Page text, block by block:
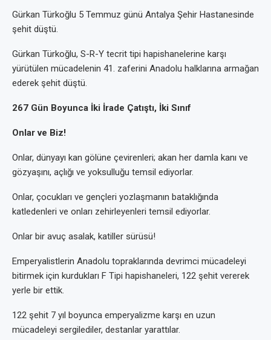
Gürkan Türkoğlu 5 Temmuz günü Antalya Şehir Hastanesinde
şehit düştü.
Gürkan Türkoğlu, S-R-Y tecrit tipi hapishanelerine karşı
yürütülen mücadelenin 41. zaferini Anadolu halklarına armağan
ederek şehit düştü.
267 Gün Boyunca İki İrade Çatıştı, İki Sınıf
Onlar ve Biz!
Onlar, dünyayı kan gölüne çevirenleri; akan her damla kanı ve
gözyaşını, açlığı ve yoksulluğu temsil ediyorlar.
Onlar, çocukları ve gençleri yozlaşmanın bataklığında
katledenleri ve onları zehirleyenleri temsil ediyorlar.
Onlar bir avuç asalak, katiller sürüsü!
Emperyalistlerin Anadolu topraklarında devrimci mücadeleyi
bitirmek için kurdukları F Tipi hapishaneleri, 122 şehit vererek
yerle bir ettik.
122 şehit 7 yıl boyunca emperyalizme karşı en uzun
mücadeleyi sergilediler, destanlar yarattılar.